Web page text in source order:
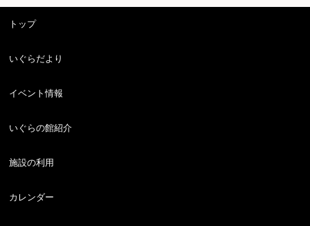
トップ
いぐらだより
イベント情報
いぐらの館紹介
施設の利用
カレンダー